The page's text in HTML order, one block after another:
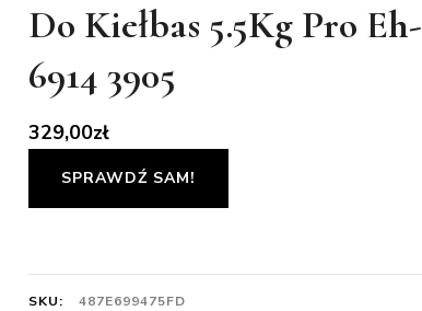
Do Kiełbas 5.5Kg Pro Eh-
6914 3905
329,00zł
SPRAWDŹ SAM!
SKU:
487E699475FD